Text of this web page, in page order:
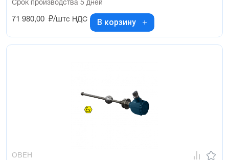
Срок производства 5 дней
71 980,00 ₽/штс НДС В корзину
ОВЕН